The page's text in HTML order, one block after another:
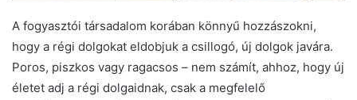
A fogyasztói társadalom korában könnyű hozzászokni,
hogy a régi dolgokat eldobjuk a csillogó, új dolgok javára.
Poros, piszkos vagy ragacsos – nem számít, ahhoz, hogy új
életet adj a régi dolgaidnak, csak a megfelelő